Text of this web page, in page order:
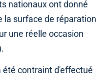
nationaux ont donné
la surface de réparation
une réelle occasion
été contraint d'effectué